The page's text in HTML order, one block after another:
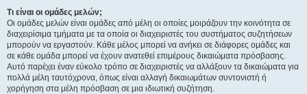
Τι είναι οι ομάδες μελών;
Οι ομάδες μελών είναι ομάδες από μέλη οι οποίες μοιράζουν την κοινότητα σε
διαχειρίσιμα τμήματα με τα οποία οι διαχειριστές του συστήματος συζητήσεων
μπορούν να εργαστούν. Κάθε μέλος μπορεί να ανήκει σε διάφορες ομάδες και
σε κάθε ομάδα μπορεί να έχουν ανατεθεί επιμέρους δικαιώματα πρόσβασης.
Αυτό παρέχει έναν εύκολο τρόπο σε διαχειριστές να αλλάξουν τα δικαιώματα για
πολλά μέλη ταυτόχρονα, όπως είναι αλλαγή δικαιωμάτων συντονιστή ή
χορήγηση στα μέλη πρόσβαση σε μια ιδιωτική συζήτηση.